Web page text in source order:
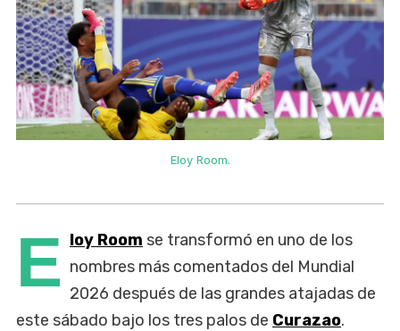
Eloy Room.
E loy Room se transformó en uno de los
nombres más comentados del Mundial
2026 después de las grandes atajadas de
este sábado bajo los tres palos de Curazao.